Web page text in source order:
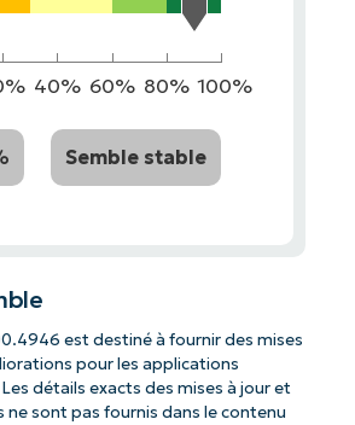
40% 60% 80% 100%
Semble stable
est destiné à fournir des mises
pour les applications
détails exacts des mises à jour et
ne sont pas fournis dans le contenu